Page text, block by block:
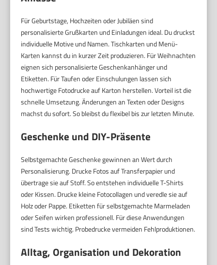
Für Geburtstage, Hochzeiten oder Jubiläen sind
personalisierte Grußkarten und Einladungen ideal. Du druckst
individuelle Motive und Namen. Tischkarten und Menü-
Karten kannst du in kurzer Zeit produzieren. Für Weihnachten
eignen sich personalisierte Geschenkanhänger und
Etiketten. Für Taufen oder Einschulungen lassen sich
hochwertige Fotodrucke auf Karton herstellen. Vorteil ist die
schnelle Umsetzung. Änderungen an Texten oder Designs
machst du sofort. So bleibst du flexibel bis zur letzten Minute.
Geschenke und DIY-Präsente
Selbstgemachte Geschenke gewinnen an Wert durch
Personalisierung. Drucke Fotos auf Transferpapier und
übertrage sie auf Stoff. So entstehen individuelle T-Shirts
oder Kissen. Drucke kleine Fotocollagen und veredle sie auf
Holz oder Pappe. Etiketten für selbstgemachte Marmeladen
oder Seifen wirken professionell. Für diese Anwendungen
sind Tests wichtig. Probedrucke vermeiden Fehlproduktionen.
Alltag, Organisation und Dekoration